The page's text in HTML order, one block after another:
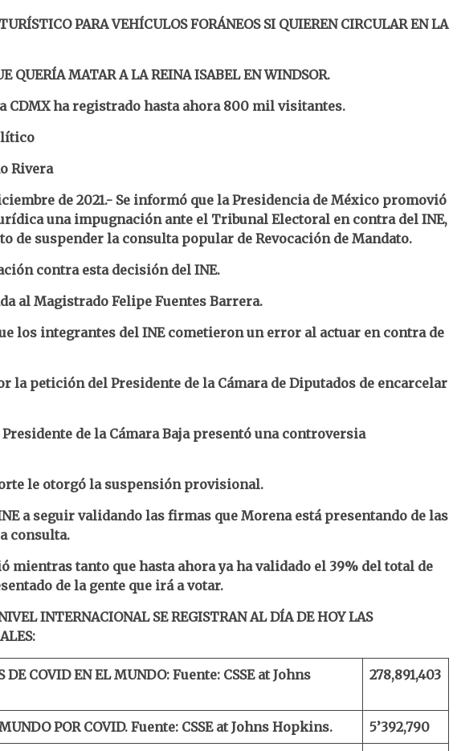
PARA VEHÍCULOS FORÁNEOS SI QUIEREN CIRCULAR EN LA
QUERÍA MATAR A LA REINA ISABEL EN WINDSOR.
CDMX ha registrado hasta ahora 800 mil visitantes.
Rivera
de 2021.- Se informó que la Presidencia de México promovió
una impugnación ante el Tribunal Electoral en contra del INE,
de suspender la consulta popular de Revocación de Mandato.
contra esta decisión del INE.
al Magistrado Felipe Fuentes Barrera.
los integrantes del INE cometieron un error al actuar en contra de
la petición del Presidente de la Cámara de Diputados de encarcelar
de la Cámara Baja presentó una controversia
le otorgó la suspensión provisional.
a seguir validando las firmas que Morena está presentando de las
consulta.
mientras tanto que hasta ahora ya ha validado el 39% del total de
de la gente que irá a votar.
INTERNACIONAL SE REGISTRAN AL DÍA DE HOY LAS
DE COVID EN EL MUNDO:Fuente: CSSE at Johns
278,891,403
POR COVID. Fuente: CSSE at Johns Hopkins. 5’392,790